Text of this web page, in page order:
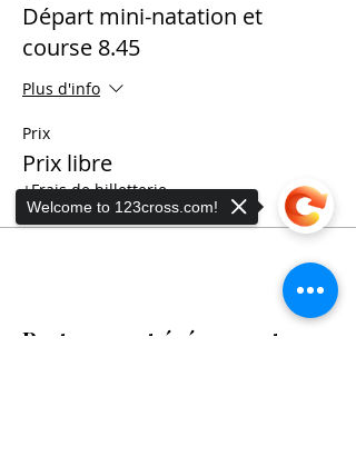
Départ mini-natation et
course 8.45
Plus d'info
Prix
Prix libre
+Frais de billetterie
Partager cet événement
Welcome to 123cross.com!